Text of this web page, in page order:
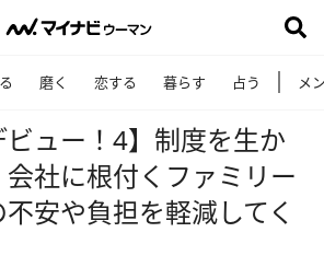
磨く 恋する 暮らす 占う メ
ビュー！4】制度を生か
社に根付くファミリー
安や負担を軽減してく